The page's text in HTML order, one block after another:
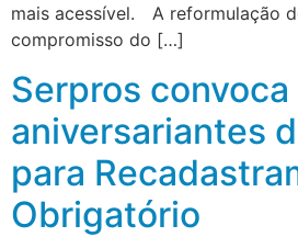
mais acessível. A reformulação
compromisso do […]
Serpros convoca
aniversariantes
para
Obrigatório